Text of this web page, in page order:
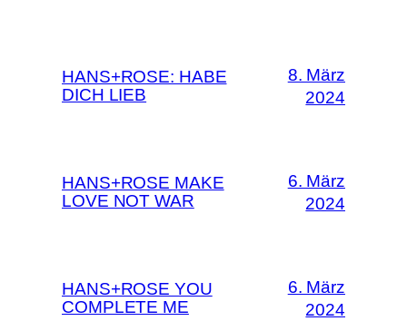
HANS+ROSE: HABE
DICH LIEB
8. März
2024
HANS+ROSE MAKE
LOVE NOT WAR
6. März
2024
HANS+ROSE YOU
COMPLETE ME
6. März
2024